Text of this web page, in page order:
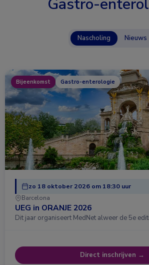
Gastro-
Nascholing Nieuws
Bijeenkomst Gastro-enterologie
zo 18 oktober 2026 om 18:30 uur
Barcelona
UEG in ORANJE 2026
Dit jaar organiseert MedNet alweer de 5e
Direct inschrijven →